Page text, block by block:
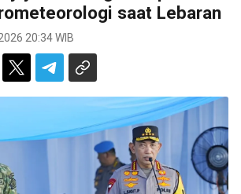
saat Lebaran
20:34 WIB